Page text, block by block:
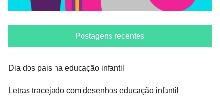
Postagens recentes
Dia dos pais na educação infantil
Letras tracejado com desenhos educação infantil